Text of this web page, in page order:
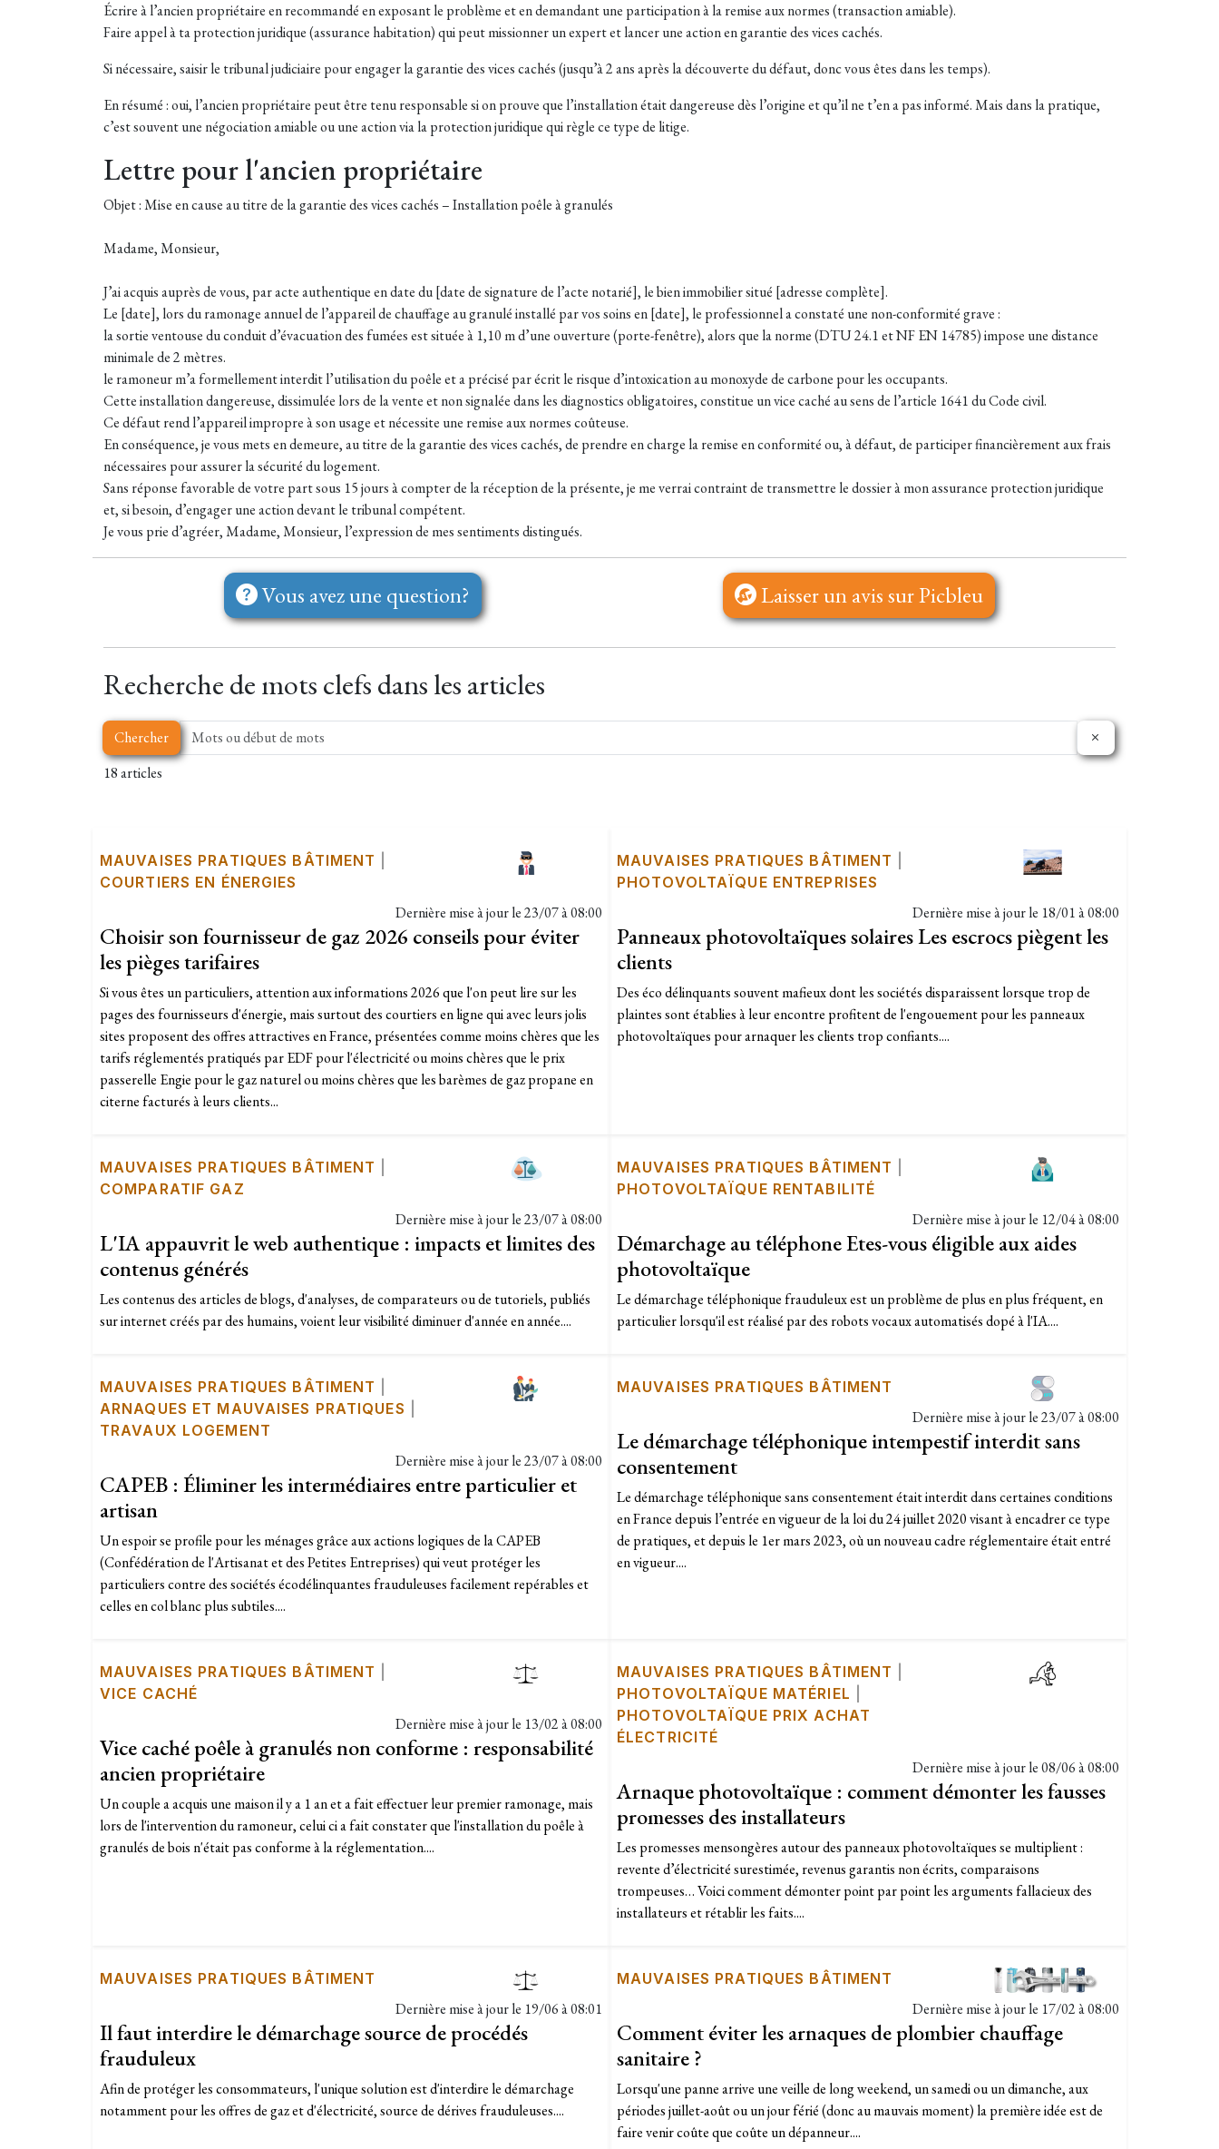
Écrire à l’ancien propriétaire en recommandé en exposant le problème et en demandant une participation à la remise aux normes (transaction amiable).
Faire appel à ta protection juridique (assurance habitation) qui peut missionner un expert et lancer une action en garantie des vices cachés.
Si nécessaire, saisir le tribunal judiciaire pour engager la garantie des vices cachés (jusqu’à 2 ans après la découverte du défaut, donc vous êtes dans les temps).
En résumé : oui, l’ancien propriétaire peut être tenu responsable si on prouve que l’installation était dangereuse dès l’origine et qu’il ne t’en a pas informé. Mais dans la pratique,
c’est souvent une négociation amiable ou une action via la protection juridique qui règle ce type de litige.
Lettre pour l'ancien propriétaire
Objet : Mise en cause au titre de la garantie des vices cachés – Installation poêle à granulés
Madame, Monsieur,
J’ai acquis auprès de vous, par acte authentique en date du [date de signature de l’acte notarié], le bien immobilier situé [adresse complète].
Le [date], lors du ramonage annuel de l’appareil de chauffage au granulé installé par vos soins en[date], le professionnel a constaté une non-conformité grave :
la sortie ventouse du conduit d’évacuation des fumées est située à 1,10 m d’une ouverture (porte-fenêtre), alors que la norme (DTU 24.1 et NF EN 14785) impose une distance
minimale de 2 mètres.
le ramoneur m’a formellement interdit l’utilisation du poêle et a précisé par écrit le risque d’intoxication au monoxyde de carbone pour les occupants.
Cette installation dangereuse, dissimulée lors de la vente et non signalée dans les diagnostics obligatoires, constitue un vice caché au sens de l’article 1641 du Code civil.
Ce défaut rend l’appareil impropre à son usage et nécessite une remise aux normes coûteuse.
En conséquence, je vous mets en demeure, au titre de la garantie des vices cachés, de prendre en charge la remise en conformité ou, à défaut, de participer financièrement aux frais
nécessaires pour assurer la sécurité du logement.
Sans réponse favorable de votre part sous 15 jours à compter de la réception de la présente, je me verrai contraint de transmettre le dossier à mon assurance protection juridique
et, si besoin, d’engager une action devant le tribunal compétent.
Je vous prie d’agréer, Madame, Monsieur, l’expression de mes sentiments distingués.
Vous avez une question? Laisser un avis sur Picbleu
Recherche de mots clefs dans les articles
Chercher
18 articles
MAUVAISES PRATIQUES BÂTIMENT
COURTIERS EN ÉNERGIES
Dernière mise à jour le23/07 à 08:00
Choisir son fournisseur de gaz 2026 conseils pour éviter
les pièges tarifaires
Si vous êtes un particuliers, attention aux informations 2026 que l'on peut lire sur les
pages des fournisseurs d'énergie, mais surtout des courtiers en ligne qui avec leurs jolis
sites proposent des offres attractives en France, présentées comme moins chères que les
tarifs réglementés pratiqués par EDF pour l'électricité ou moins chères que le prix
passerelle Engie pour le gaz naturel ou moins chères que les barèmes de gaz propane en
citerne facturés à leurs clients...
MAUVAISES PRATIQUES BÂTIMENT
PHOTOVOLTAÏQUE ENTREPRISES
Dernière mise à jour le 18/01 à 08:00
Panneaux photovoltaïques solaires Les escrocs piègent les
clients
Des éco délinquants souvent mafieux dont les sociétés disparaissent lorsque trop de
plaintes sont établies à leur encontre profitent de l'engouement pour les panneaux
photovoltaïques pour arnaquer les clients trop confiants....
MAUVAISES PRATIQUES BÂTIMENT
COMPARATIF GAZ
Dernière mise à jour le23/07 à 08:00
L'IA appauvrit le web authentique : impacts et limites des
contenus générés
Les contenus des articles de blogs, d'analyses, de comparateurs ou de tutoriels, publiés
sur internet créés par des humains, voient leur visibilité diminuer d'année en année....
MAUVAISES PRATIQUES BÂTIMENT
PHOTOVOLTAÏQUE RENTABILITÉ
Dernière mise à jour le 12/04 à 08:00
Démarchage au téléphone Etes-vous éligible aux aides
photovoltaïque
Le démarchage téléphonique frauduleux est un problème de plus en plus fréquent, en
particulier lorsqu'il est réalisé par des robots vocaux automatisés dopé à l'IA....
MAUVAISES PRATIQUES BÂTIMENT
ARNAQUES ET MAUVAISES PRATIQUES
TRAVAUX LOGEMENT
Dernière mise à jour le23/07 à 08:00
CAPEB : Éliminer les intermédiaires entre particulier et
artisan
Un espoir se profile pour les ménages grâce aux actions logiques de la CAPEB
(Confédération de l'Artisanat et des Petites Entreprises) qui veut protéger les
particuliers contre des sociétés écodélinquantes frauduleuses facilement repérables et
celles en col blanc plus subtiles....
MAUVAISES PRATIQUES BÂTIMENT
Dernière mise à jour le23/07 à 08:00
Le démarchage téléphonique intempestif interdit sans
consentement
Le démarchage téléphonique sans consentement était interdit dans certaines conditions
en France depuis l’entrée en vigueur de la loi du 24 juillet 2020 visant à encadrer ce type
de pratiques, et depuis le 1er mars 2023, où un nouveau cadre réglementaire était entré
en vigueur....
MAUVAISES PRATIQUES BÂTIMENT
VICE CACHÉ
Dernière mise à jour le 13/02 à 08:00
Vice caché poêle à granulés non conforme : responsabilité
ancien propriétaire
​Un couple a acquis une maison il y a 1 an et a fait effectuer leur premier ramonage, mais
lors de l'intervention du ramoneur, celui ci a fait constater que l'installation du poêle à
granulés de bois n'était pas conforme à la réglementation....
MAUVAISES PRATIQUES BÂTIMENT
PHOTOVOLTAÏQUE MATÉRIEL
PHOTOVOLTAÏQUE PRIX ACHAT
ÉLECTRICITÉ
Dernière mise à jour le08/06 à 08:00
Arnaque photovoltaïque : comment démonter les fausses
promesses des installateurs
Les promesses mensongères autour des panneaux photovoltaïques se multiplient :
revente d’électricité surestimée, revenus garantis non écrits, comparaisons
trompeuses… Voici comment démonter point par point les arguments fallacieux des
installateurs et rétablir les faits....
MAUVAISES PRATIQUES BÂTIMENT
Dernière mise à jour le 19/06 à 08:01
Il faut interdire le démarchage source de procédés
frauduleux
Afin de protéger les consommateurs, l'unique solution est d'interdire le démarchage
notamment pour les offres de gaz et d'électricité, source de dérives frauduleuses....
MAUVAISES PRATIQUES BÂTIMENT
Dernière mise à jour le 17/02 à 08:00
Comment éviter les arnaques de plombier chauffage
sanitaire ?
Lorsqu'une panne arrive une veille de long weekend, un samedi ou un dimanche, aux
périodes juillet-août ou un jour férié (donc au mauvais moment) la première idée est de
faire venir coûte que coûte un dépanneur....